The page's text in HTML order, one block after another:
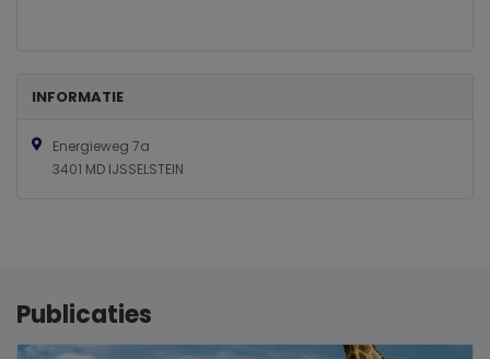
INFORMATIE
Energieweg 7a
3401 MD IJSSELSTEIN
Publicaties